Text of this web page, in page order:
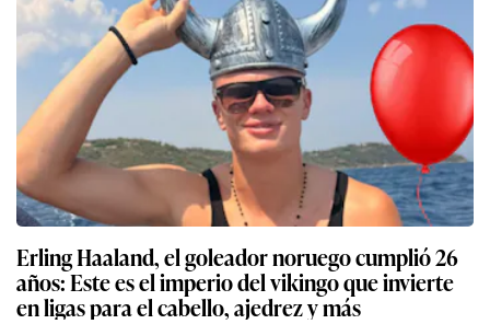
Erling Haaland, el goleador noruego cumplió 26
años: Este es el imperio del vikingo que invierte
en ligas para el cabello, ajedrez y más